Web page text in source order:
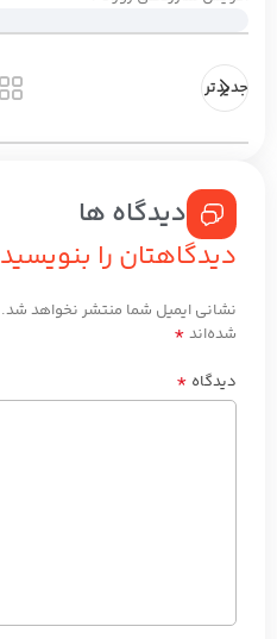
جدیدتر
دیدگاه ها
دیدگاهتان را بنویسید
نشانی ایمیل شما منتشر نخواهد شد.
شده‌اند *
دیدگاه *